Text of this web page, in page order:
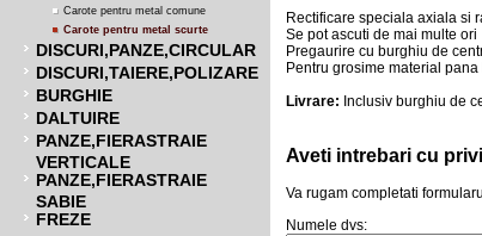
Carote pentru metal comune
Carote pentru metal scurte
DISCURI,PANZE,CIRCULAR
DISCURI,TAIERE,POLIZARE
BURGHIE
DALTUIRE
PANZE,FIERASTRAIE
VERTICALE
PANZE,FIERASTRAIE
SABIE
FREZE
Rectificare speciala axiala si
Se pot ascuti de mai multe ori
Pregaurire cu burghiu de
Pentru grosime material
Livrare: Inclusiv burghiu de
Aveti intrebari cu
Va rugam completati
Numele dvs: